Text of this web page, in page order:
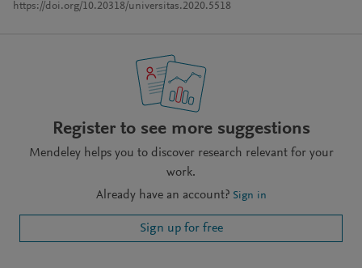
https://doi.org/10.20318/universitas.2020.5518
Register to see more suggestions
Mendeley helps you to discover research relevant for your
work.
Already have an account? Sign in
Sign up for free